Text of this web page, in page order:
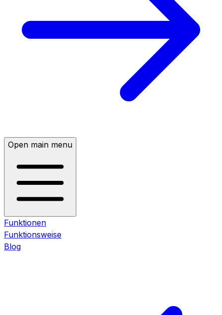
Open main menu
Funktionen
Funktionsweise
Blog